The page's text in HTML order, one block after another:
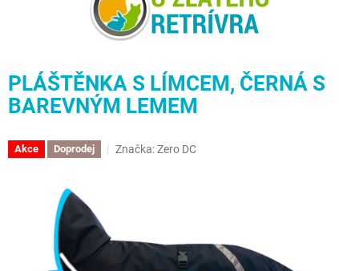
PLÁŠTĚNKA S LÍMCEM, ČERNÁ S
BAREVNÝM LEMEM
Akce Doprodej Značka:Zero DC